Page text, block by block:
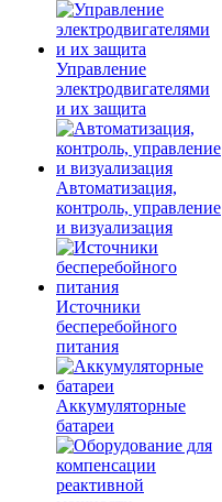
Управление
электродвигателями
и их защита
Автоматизация,
контроль, управление
и визуализация
Источники
бесперебойного
питания
Аккумуляторные
батареи